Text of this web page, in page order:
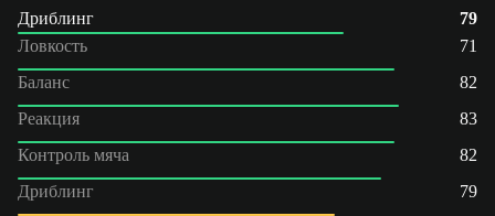
Дриблинг
79
Ловкость
71
Баланс
82
Реакция
83
Контроль мяча
82
Дриблинг
79